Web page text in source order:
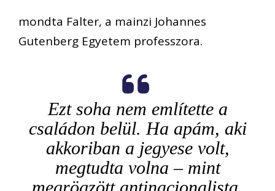
mondta Falter, a mainzi Johannes
Gutenberg Egyetem professzora.
Ezt soha nem említette a
családon belül. Ha apám, aki
akkoriban a jegyese volt,
megtudta volna – mint
megrögzött antinacionalista,